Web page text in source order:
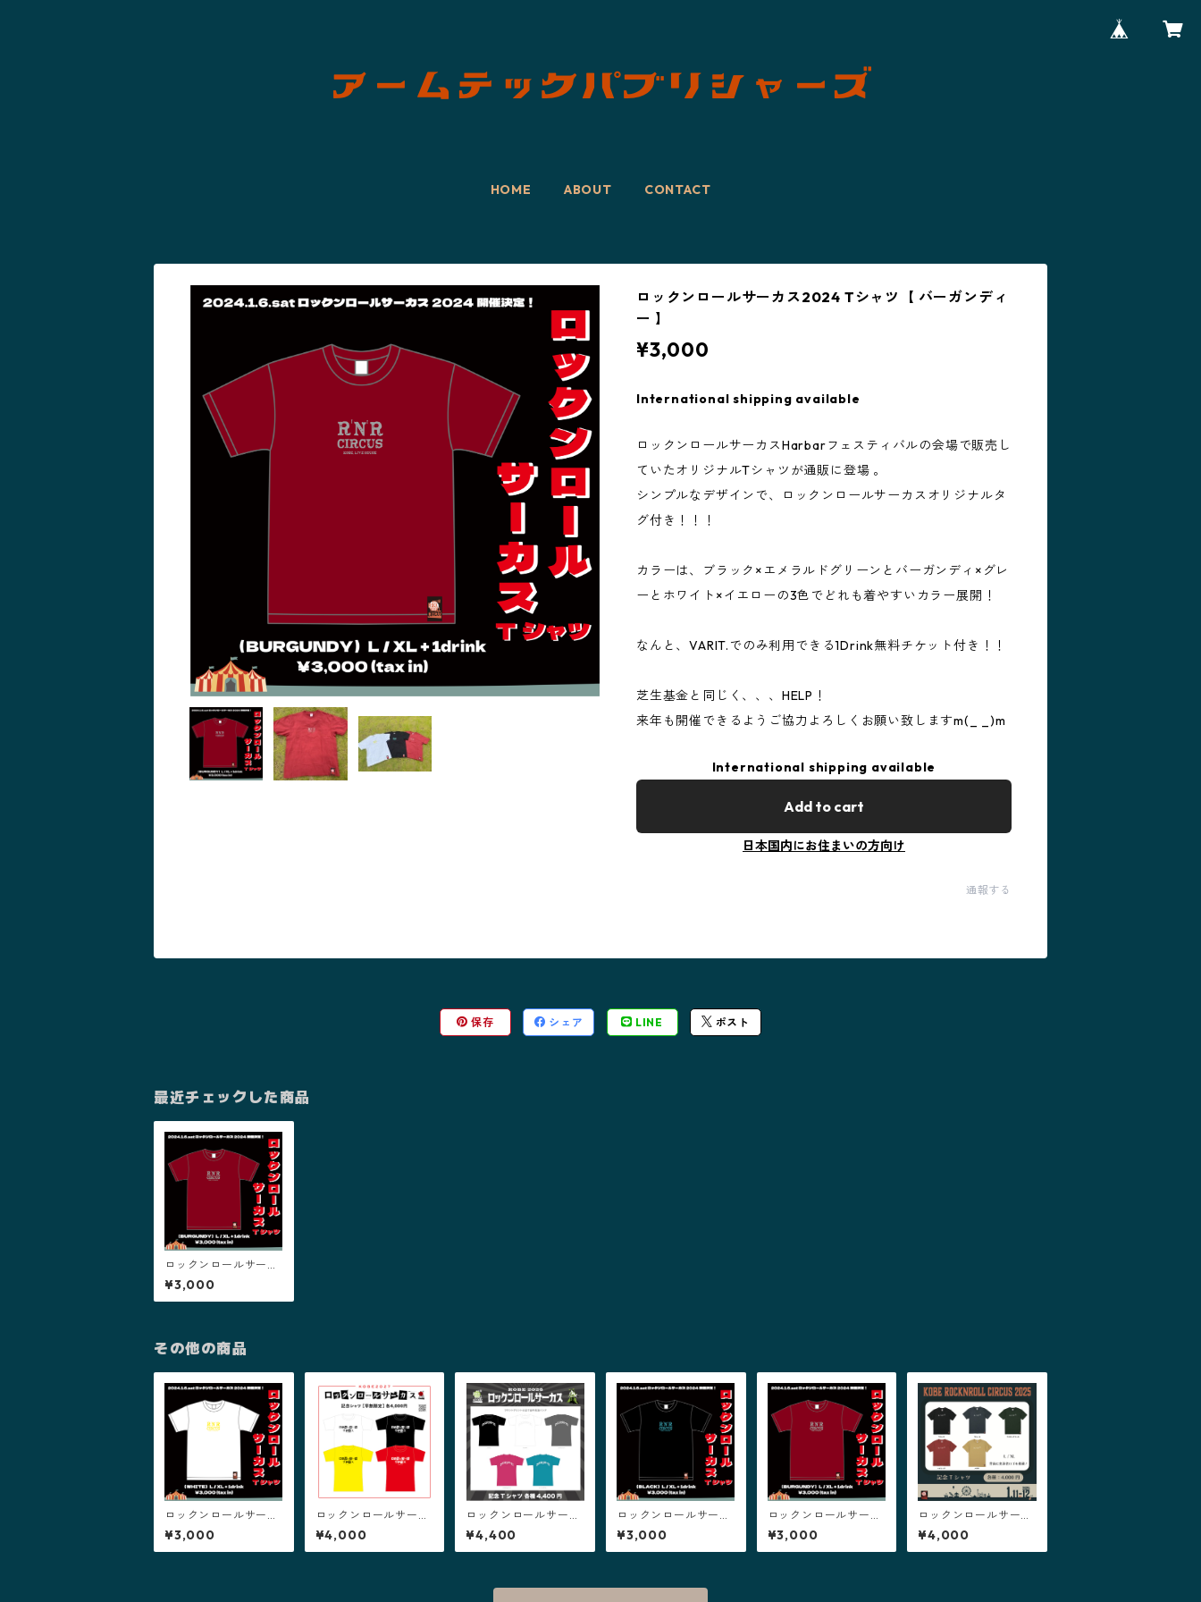
HOME ABOUT CONTACT
ロックンロールサーカス2024 Tシャツ【 バーガンディ
ー 】
¥3,000
International shipping available
ロックンロールサーカスHarbarフェスティバルの会場で販売し
ていたオリジナルTシャツが通販に登場 。
シンプルなデザインで、ロックンロールサーカスオリジナルタ
グ付き！！！
カラーは、ブラック×エメラルドグリーンとバーガンディ×グレ
ーとホワイト×イエローの3色でどれも着やすいカラー展開！
なんと、VARIT.でのみ利用できる1Drink無料チケット付き！！
芝生基金と同じく、、、HELP！
来年も開催できるようご協力よろしくお願い致しますm(_ _)m
International shipping available
Add to cart
日本国内にお住まいの方向け
通報する
保存 シェア LINE ポスト
最近チェックした商品
ロックンロールサーカ
ス2024 Tシャツ【 バ
ーガンディー 】
¥3,000
その他の商品
ロックンロールサーカ
ス2024 Tシャツ【 ホ
ワイト 】
¥3,000
ロックンロールサーカ
ス2027 記念Tシャツ
【早期限定】
¥4,000
ロックンロールサーカ
ス2026 【記念Tシャ
ツ】
¥4,400
ロックンロールサーカ
ス2024 Tシャツ【 ブ
ラック 】
¥3,000
ロックンロールサーカ
ス2024 Tシャツ【 バ
ーガンディー 】
¥3,000
ロックンロールサーカ
ス2025 【記念Tシャ
ツ】
¥4,000